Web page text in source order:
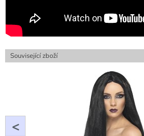
Související zboží
<